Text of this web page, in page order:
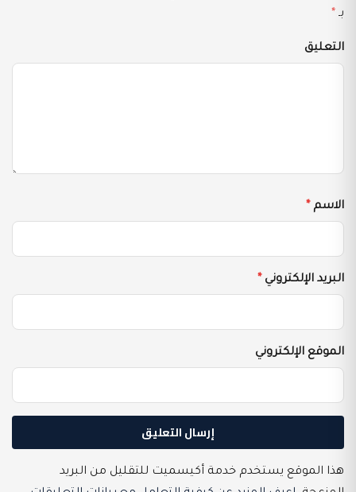
بـ *
التعليق
الاسم*
البريد الإلكتروني*
الموقع الإلكتروني
هذا الموقع يستخدم خدمة أكيسميت للتقليل من البريد